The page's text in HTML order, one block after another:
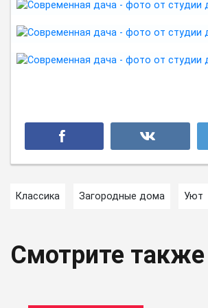
Классика Загородные дома Уют
Смотрите также